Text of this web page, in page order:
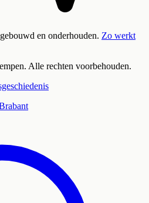
en onderhouden. Zo werkt
Alle rechten voorbehouden.